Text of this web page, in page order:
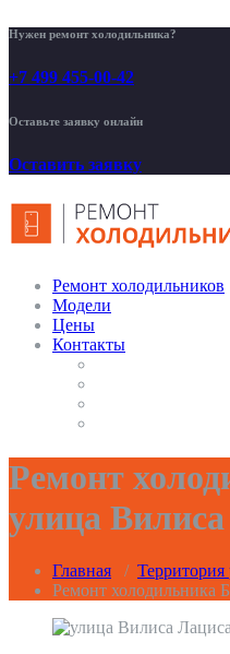
Нужен ремонт холодильника?
+7 499 455-00-42
Оставьте заявку онлайн
Оставить заявку
Ремонт холодильников
Модели
Цены
Контакты
Ремонт
улица
Главная / Территория
Ремонт холодильника